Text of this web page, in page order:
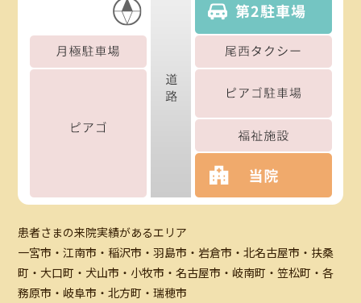
患者さまの来院実績があるエリア
一宮市・江南市・稲沢市・羽島市・岩倉市・北名古屋市・扶桑
町・大口町・犬山市・小牧市・名古屋市・岐南町・笠松町・各
務原市・岐阜市・北方町・瑞穂市